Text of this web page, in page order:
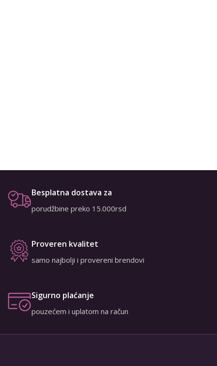
Besplatna dostava za
porudžbine preko 15.000rsd
Proveren kvalitet
samo najbolji i provereni brendovi
Sigurno plaćanje
pouzećem i uplatom na račun